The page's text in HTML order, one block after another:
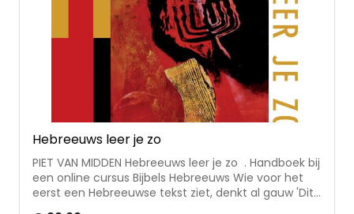
Hebreeuws leer je zo
PIET VAN MIDDEN Hebreeuws leer je zo . Handboek bij
een online cursus Bijbels Hebreeuws Wie voor het
eerst een Hebreeuwse tekst ziet, denkt al gauw 'Dit